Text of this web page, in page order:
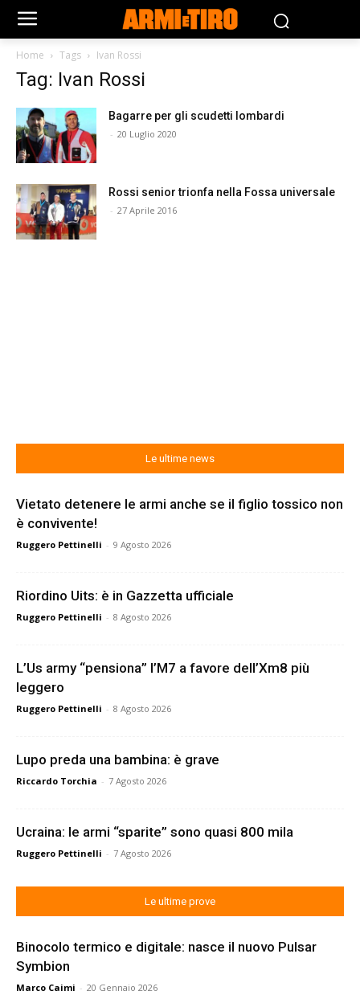
Home Tags Ivan Rossi
Tag: Ivan Rossi
Bagarre per gli scudetti lombardi
- 20 Luglio 2020
Rossi senior trionfa nella Fossa universale
- 27 Aprile 2016
Le ultime news
Vietato detenere le armi anche se il figlio tossico non
è convivente!
Ruggero Pettinelli - 9 Agosto 2026
Riordino Uits: è in Gazzetta ufficiale
Ruggero Pettinelli - 8 Agosto 2026
L’Us army “pensiona” l’M7 a favore dell’Xm8 più
leggero
Ruggero Pettinelli - 8 Agosto 2026
Lupo preda una bambina: è grave
Riccardo Torchia - 7 Agosto 2026
Ucraina: le armi “sparite” sono quasi 800 mila
Ruggero Pettinelli - 7 Agosto 2026
Le ultime prove
Binocolo termico e digitale: nasce il nuovo Pulsar
Symbion
Marco Caimi - 20 Gennaio 2026